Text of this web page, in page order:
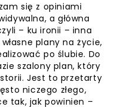
się z opiniami
a główna
– ku ironii – inna
plany na życie,
po ślubie. Do
szalony plan, który
Jest to przetarty
niczego złego,
tak, jak powinien –